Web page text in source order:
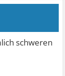
schweren